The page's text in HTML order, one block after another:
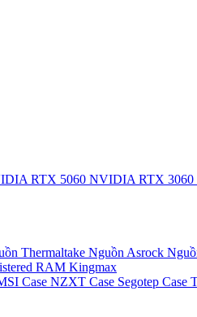
RTX 5060 NVIDIA RTX 3060
Thermaltake Nguồn Asrock
RAM Kingmax
Case NZXT Case Segotep Case